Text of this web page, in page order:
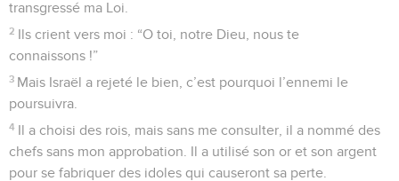
transgressé ma Loi.
2 Ils crient vers moi : “O toi, notre Dieu, nous te
connaissons !”
3 Mais Israël a rejeté le bien, c’est pourquoi l’ennemi le
poursuivra.
4 Il a choisi des rois, mais sans me consulter, il a nommé des
chefs sans mon approbation. Il a utilisé son or et son argent
pour se fabriquer des idoles qui causeront sa perte.